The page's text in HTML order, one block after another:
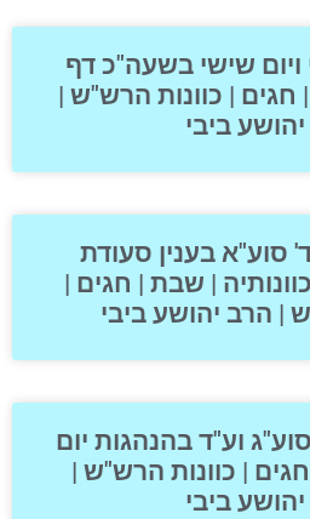
שישי בשעה"כ דף
| כוונות הרש"ש |
ביבי
בענין סעודת
| שבת | חגים |
הרב יהושע ביבי
וע"ד בהנהגות יום
| כוונות הרש"ש |
ביבי